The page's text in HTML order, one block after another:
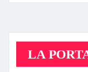
LA